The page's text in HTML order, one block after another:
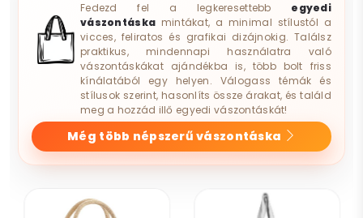
Fedezd fel a legkeresettebb egyedi
vászontáska mintákat, a minimal stílustól a
vicces, feliratos és grafikai dizájnokig. Találsz
praktikus, mindennapi használatra való
vászontáskákat ajándékba is, több bolt friss
kínálatából egy helyen. Válogass témák és
stílusok szerint, hasonlíts össze árakat, és találd
meg a hozzád illő egyedi vászontáskát!
Még több népszerű vászontáska